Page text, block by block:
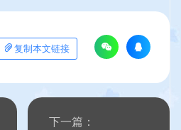
复制本文链接
下一篇：